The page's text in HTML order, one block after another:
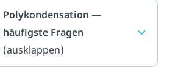
Polykondensation —
häufigste Fragen
(ausklappen)